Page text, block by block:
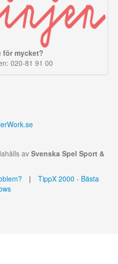
för mycket?
020-81 91 00
avSvenska Spel Sport &
|
TippX 2000 - Bästa